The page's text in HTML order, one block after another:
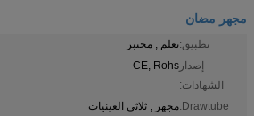
مجهر مضان
تطبيق:تعلم , مختبر
إصدار
الشهادات:
CE, Rohs
Drawtube: مجهر , ثلاثي العينيات